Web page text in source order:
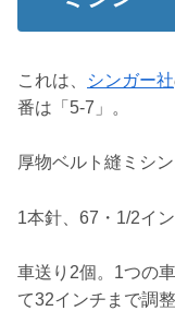
これは、 シンガー社
番は「5-7」。
厚物ベルト縫ミシン
1本針、67・1/2イン
車送り2個。1つの
て32インチまで調